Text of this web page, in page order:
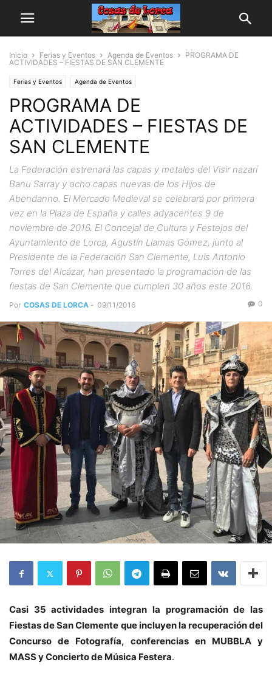
Inicio Ferias y Eventos Agenda de Eventos
PROGRAMA DE
ACTIVIDADES – FIESTAS DE SAN CLEMENTE
Ferias y Eventos Agenda de Eventos
PROGRAMA DE
ACTIVIDADES – FIESTAS DE
SAN CLEMENTE
La Federación estrenará las capas y metales del Visir nazarí
Banu Sarray y ocho capas nuevas de los Hijos de
Abendanno. El Mercado Medieval se celebrará por primera
vez en la Plaza de España y calles adyacentes 9 de
noviembre de 2016. El Concejal de Cultura y Festejos del
Ayuntamiento de Lorca, Agustín Llamas Gómez, junto al
Presidente de la Federación San Clemente, Luis Antonio
Torres del Alcázar, han presentado la programación de las
fiestas de San Clemente que cumplen 30 años este 2016.
Por COSAS DE LORCA - 09/11/2016 0
Casi 35 actividades integran la programación de las
Fiestas de San Clemente que incluyen la recuperación del
Concurso de Fotografía, conferencias en MUBBLA y
MASS y Concierto de Música Festera.